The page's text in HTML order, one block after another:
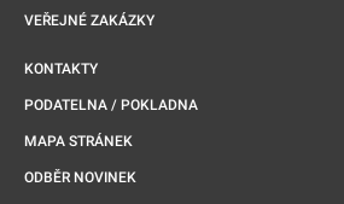
VEŘEJNÉ ZAKÁZKY
KONTAKTY
PODATELNA / POKLADNA
MAPA STRÁNEK
ODBĚR NOVINEK